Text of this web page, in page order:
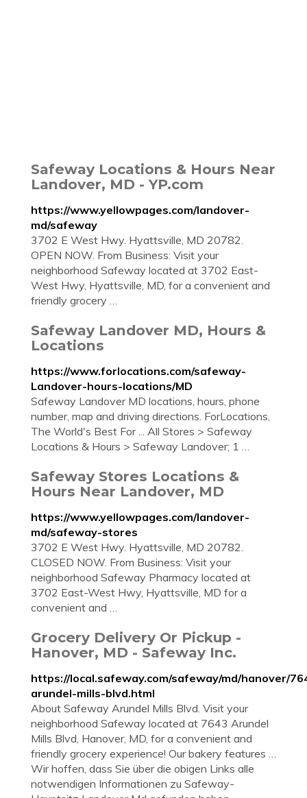
Safeway Locations & Hours Near
Landover, MD - YP.com
https://www.yellowpages.com/landover-
md/safeway
3702 E West Hwy. Hyattsville, MD 20782.
OPEN NOW. From Business: Visit your
neighborhood Safeway located at 3702 East-
West Hwy, Hyattsville, MD, for a convenient and
friendly grocery …
Safeway Landover MD, Hours &
Locations
https://www.forlocations.com/safeway-
Landover-hours-locations/MD
Safeway Landover MD locations, hours, phone
number, map and driving directions. ForLocations,
The World's Best For ... All Stores > Safeway
Locations & Hours > Safeway Landover; 1 …
Safeway Stores Locations &
Hours Near Landover, MD
https://www.yellowpages.com/landover-
md/safeway-stores
3702 E West Hwy. Hyattsville, MD 20782.
CLOSED NOW. From Business: Visit your
neighborhood Safeway Pharmacy located at
3702 East-West Hwy, Hyattsville, MD for a
convenient and …
Grocery Delivery Or Pickup -
Hanover, MD - Safeway Inc.
https://local.safeway.com/safeway/md/hanover/
arundel-mills-blvd.html
About Safeway Arundel Mills Blvd. Visit your
neighborhood Safeway located at 7643 Arundel
Mills Blvd, Hanover, MD, for a convenient and
friendly grocery experience! Our bakery features …
Wir hoffen, dass Sie über die obigen Links alle
notwendigen Informationen zu Safeway-